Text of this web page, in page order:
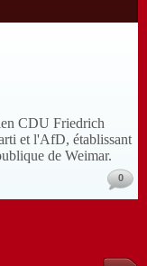
CDU Friedrich
et l'AfD, établissant
de Weimar.
0